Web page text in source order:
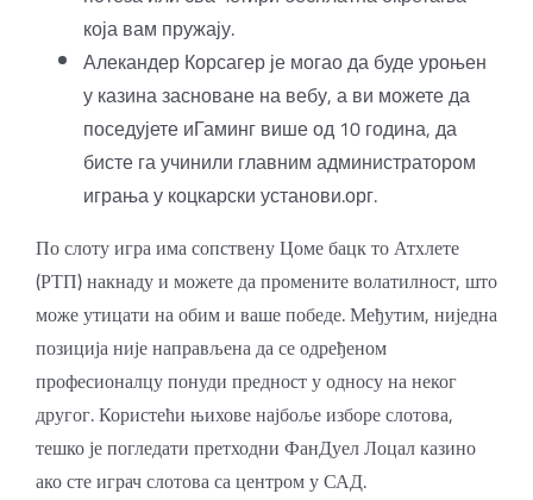
која вам пружају.
Алекандер Корсагер је могао да буде уроњен
у казина засноване на вебу, а ви можете да
поседујете иГаминг више од 10 година, да
бисте га учинили главним администратором
играња у коцкарски установи.орг.
По слоту игра има сопствену Цоме бацк то Атхлете
(РТП) накнаду и можете да промените волатилност, што
може утицати на обим и ваше победе. Међутим, ниједна
позиција није направљена да се одређеном
професионалцу понуди предност у односу на неког
другог. Користећи њихове најбоље изборе слотова,
тешко је погледати претходни ФанДуел Лоцал казино
ако сте играч слотова са центром у САД.